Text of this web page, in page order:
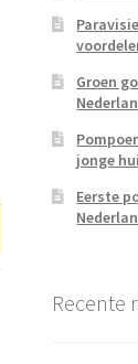
Groen
jonge
Eerste
Recente